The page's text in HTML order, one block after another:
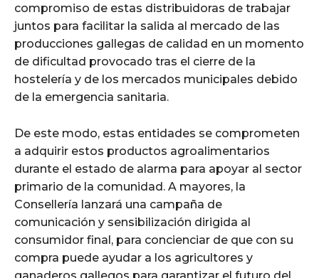
compromiso de estas distribuidoras de trabajar
juntos para facilitar la salida al mercado de las
producciones gallegas de calidad en un momento
de dificultad provocado tras el cierre de la
hostelería y de los mercados municipales debido
de la emergencia sanitaria.
De este modo, estas entidades se comprometen
a adquirir estos productos agroalimentarios
durante el estado de alarma para apoyar al sector
primario de la comunidad. A mayores, la
Consellería lanzará una campaña de
comunicación y sensibilización dirigida al
consumidor final, para concienciar de que con su
compra puede ayudar a los agricultores y